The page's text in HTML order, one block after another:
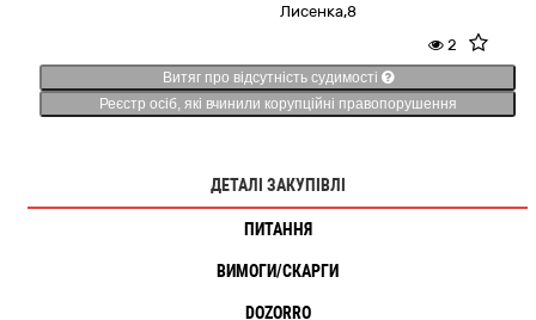
Лисенка,8
2
Витяг про відсутність судимості
Реєстр осіб, які вчинили корупційні правопорушення
ДЕТАЛІ ЗАКУПІВЛІ
ПИТАННЯ
ВИМОГИ/СКАРГИ
DOZORRO